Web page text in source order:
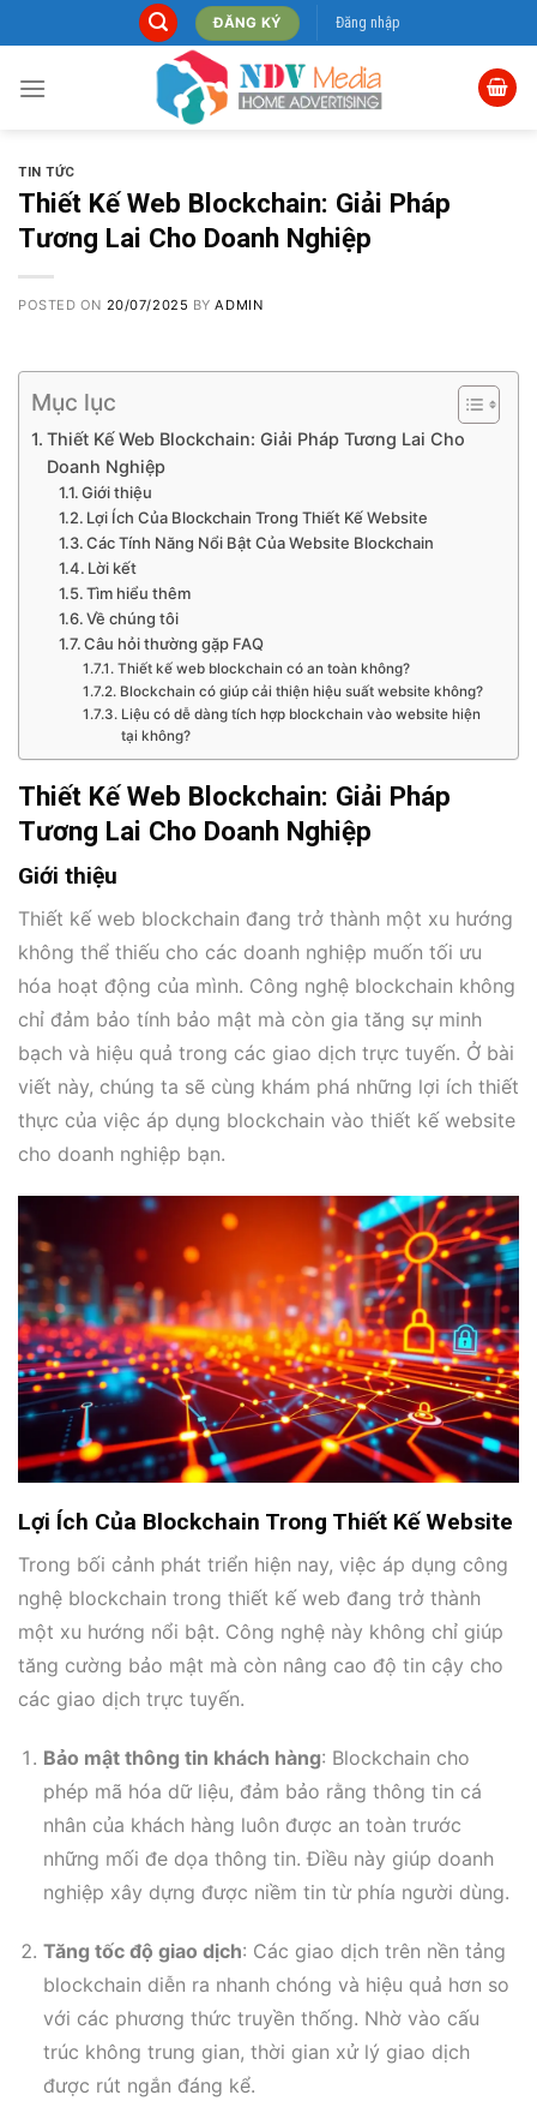
to
content
ĐĂNG KÝ Đăng nhập
TIN TỨC
Thiết Kế Web Blockchain: Giải Pháp
Tương Lai Cho Doanh Nghiệp
POSTED ON 20/07/2025 BYADMIN
Mục lục
Thiết Kế Web Blockchain: Giải Pháp Tương Lai Cho
Doanh Nghiệp
Giới thiệu
Lợi Ích Của Blockchain Trong Thiết Kế Website
Các Tính Năng Nổi Bật Của Website Blockchain
Lời kết
Tìm hiểu thêm
Về chúng tôi
Câu hỏi thường gặp FAQ
Thiết kế web blockchain có an toàn không?
Blockchain có giúp cải thiện hiệu suất website không?
Liệu có dễ dàng tích hợp blockchain vào website hiện
tại không?
Thiết Kế Web Blockchain: Giải Pháp
Tương Lai Cho Doanh Nghiệp
Giới thiệu
Thiết kế web blockchain đang trở thành một xu hướng
không thể thiếu cho các doanh nghiệp muốn tối ưu
hóa hoạt động của mình. Công nghệ blockchain không
chỉ đảm bảo tính bảo mật mà còn gia tăng sự minh
bạch và hiệu quả trong các giao dịch trực tuyến. Ở bài
viết này, chúng ta sẽ cùng khám phá những lợi ích thiết
thực của việc áp dụng blockchain vào thiết kế website
cho doanh nghiệp bạn.
Lợi Ích Của Blockchain Trong Thiết Kế Website
Trong bối cảnh phát triển hiện nay, việc áp dụng công
nghệ blockchain trong thiết kế web đang trở thành
một xu hướng nổi bật. Công nghệ này không chỉ giúp
tăng cường bảo mật mà còn nâng cao độ tin cậy cho
các giao dịch trực tuyến.
Bảo mật thông tin khách hàng: Blockchain cho
phép mã hóa dữ liệu, đảm bảo rằng thông tin cá
nhân của khách hàng luôn được an toàn trước
những mối đe dọa thông tin. Điều này giúp doanh
nghiệp xây dựng được niềm tin từ phía người dùng.
Tăng tốc độ giao dịch: Các giao dịch trên nền tảng
blockchain diễn ra nhanh chóng và hiệu quả hơn so
với các phương thức truyền thống. Nhờ vào cấu
trúc không trung gian, thời gian xử lý giao dịch
được rút ngắn đáng kể.